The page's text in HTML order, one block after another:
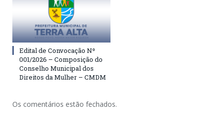
Edital de Convocação Nº
001/2026 – Composição do
Conselho Municipal dos
Direitos da Mulher – CMDM
Os comentários estão fechados.